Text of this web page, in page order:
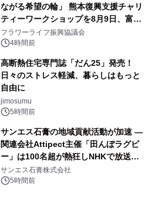
ながる希望の輪」 熊本復興支援チャリ
ティーワークショップを8月9日、富
山・射水で開催
フラワーライフ振興協議会
4時間前
高断熱住宅専門誌「だん25」発売！
日々のストレス軽減、暮らしはもっと
自由に
jimosumu
5時間前
サンエス石膏の地域貢献活動が加速 ―
関連会社Attipect主催「田んぼラグビ
ー」は100名超が熱狂しNHKで放送さ
れました。
サンエス石膏株式会社
5時間前